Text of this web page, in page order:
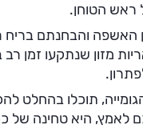
ראש הטוחן.
והבחנתם בריח
מזון שנתקעו זמן
תוכלו בהחלט
לאמץ, היא טחינה של